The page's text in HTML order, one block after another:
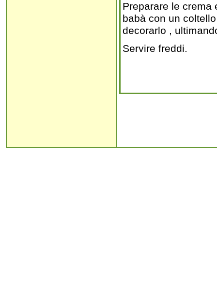
Preparare le crema
babà con un
decorarlo ,
Servire freddi.